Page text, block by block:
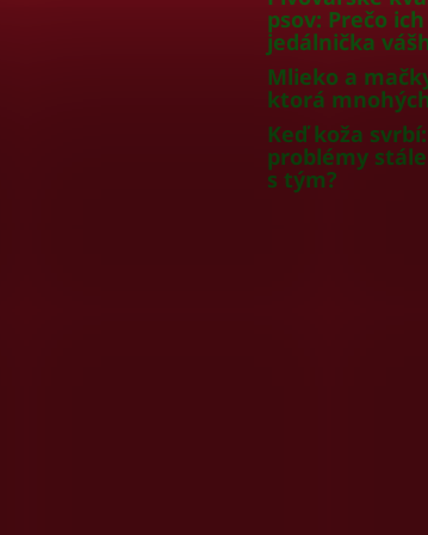
psov: Prečo
jedálnička
Mlieko a
ktorá
Keď koža
problémy
s tým?